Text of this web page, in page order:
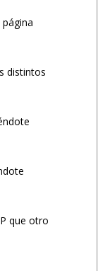
distintos
que otro